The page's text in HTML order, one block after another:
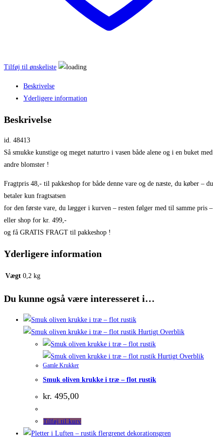
Tilføj til ønskeliste
Beskrivelse
Yderligere information
Beskrivelse
id. 48413
Så smukke kunstige og meget naturtro i vasen både alene og i en buket med
andre blomster !
Fragtpris 48,- til pakkeshop for både denne vare og de næste, du køber – du
betaler kun fragtsatsen
for den første vare, du lægger i kurven – resten følger med til samme pris –
eller shop for kr. 499,-
og få GRATIS FRAGT til pakkeshop !
Yderligere information
Vægt 0,2 kg
Du kunne også være interesseret i…
Hurtigt Overblik
Hurtigt Overblik
Gamle Krukker
Smuk oliven krukke i træ – flot rustik
kr. 495,00
Tilføj til kurv